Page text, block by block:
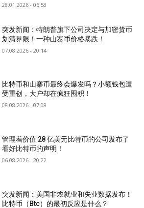
28.01.2026 - 06:53
突发新闻：特朗普旗下公司决定与加密货币
划清界限！一种山寨币价格暴跌！
07.08.2026 - 20:14
比特币和山寨币最终会爆发吗？小额钱包遭
受重创，大户却在疯狂囤积！
08.08.2026 - 07:08
管理着价值 28 亿美元比特币的公司发布了
看好比特币的声明！
06.08.2026 - 20:22
突发新闻：美国非农就业和失业数据发布！
比特币（Btc）的最初反应是什么？